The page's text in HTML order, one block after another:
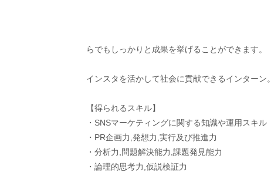
らでもしっかりと成果を挙げることができます。
インスタを活かして社会に貢献できるインターン
【得られるスキル】
・SNSマーケティングに関する知識や運用スキル
・PR企画力,発想力,実行及び推進力
・分析力,問題解決能力,課題発見能力
・論理的思考力,仮説検証力